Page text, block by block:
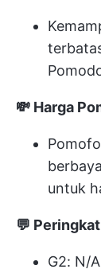
💸 Harga
untuk
💬
G2: N/A